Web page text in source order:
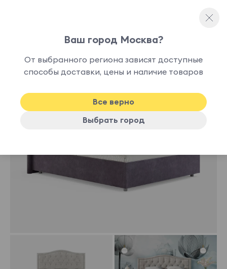
наличии
Ваш город Москва?
От выбранного региона зависят доступные
способы доставки, цены и наличие товаров
Все верно
Выбрать город